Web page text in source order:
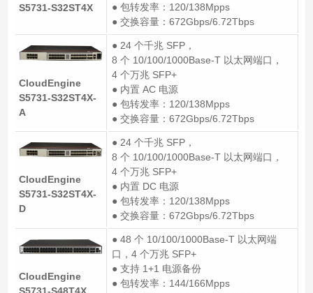
S5731-S32ST4X
● 包转发率：120/138Mpps
● 交换容量：672Gbps/6.72Tbps
CloudEngine
S5731-S32ST4X-
A
● 24 个千兆 SFP，
8 个 10/100/1000Base-T 以太网端口，
4 个万兆 SFP+
● 内置 AC 电源
● 包转发率：120/138Mpps
● 交换容量：672Gbps/6.72Tbps
CloudEngine
S5731-S32ST4X-
D
● 24 个千兆 SFP，
8 个 10/100/1000Base-T 以太网端口，
4 个万兆 SFP+
● 内置 DC 电源
● 包转发率：120/138Mpps
● 交换容量：672Gbps/6.72Tbps
CloudEngine
● 48 个 10/100/1000Base-T 以太网端
口，4 个万兆 SFP+
● 支持 1+1 电源备份
● 包转发率：144/166Mpps